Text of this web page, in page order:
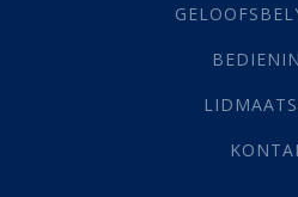
Lewensdoel
Werk(22)
(142)